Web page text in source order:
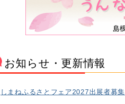
お知らせ・更新情報
しまねふるさとフェア2027出展者募集